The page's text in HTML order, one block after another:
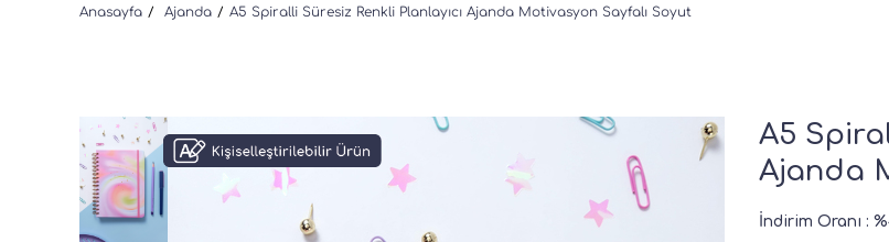
Anasayfa Ajanda A5 Spiralli Süresiz Renkli Planlayıcı Ajanda Motivasyon Sayfalı Soyut
A5
Ajanda
İndirim Oranı : %